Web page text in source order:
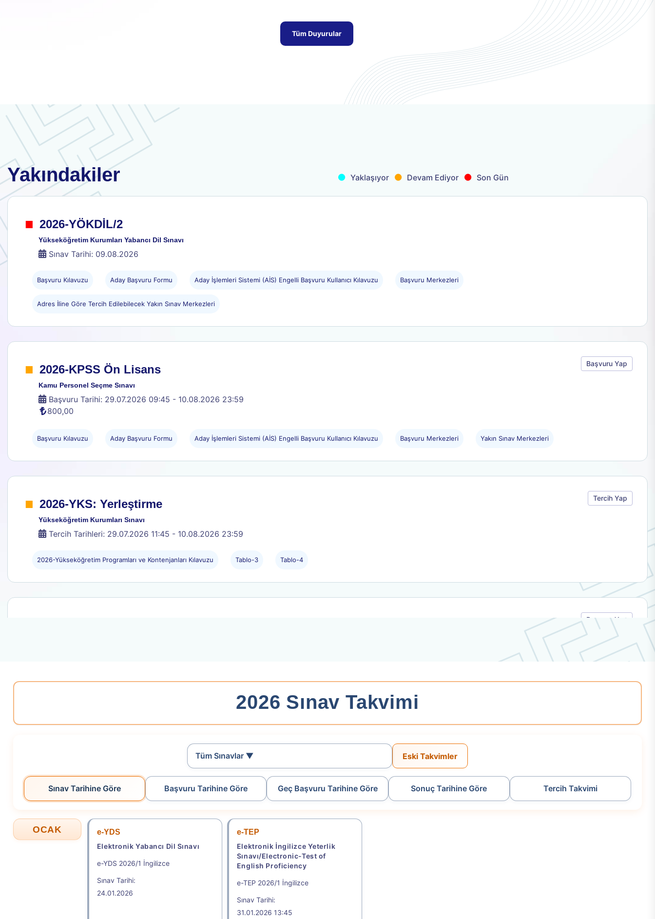
Tüm Duyurular
Yakındakiler . Yaklaşıyor . Devam Ediyor . Son Gün
. 2026-YÖKDİL/2
Yükseköğretim Kurumları Yabancı Dil Sınavı
Sınav Tarihi: 09.08.2026
Başvuru Kılavuzu Aday Başvuru Formu Aday İşlemleri Sistemi (AİS) Engelli Başvuru Kullanıcı Kılavuzu Başvuru Merkezleri
Adres İline Göre Tercih Edilebilecek Yakın Sınav Merkezleri
. 2026-KPSS Ön Lisans
Kamu Personel Seçme Sınavı
Başvuru Tarihi: 29.07.2026 09:45 - 10.08.2026 23:59
800,00
Başvuru Yap
Başvuru Kılavuzu Aday Başvuru Formu Aday İşlemleri Sistemi (AİS) Engelli Başvuru Kullanıcı Kılavuzu Başvuru Merkezleri Yakın Sınav Merkezleri
. 2026-YKS: Yerleştirme
Yükseköğretim Kurumları Sınavı
Tercih Tarihleri: 29.07.2026 11:45 - 10.08.2026 23:59
Tercih Yap
2026-Yükseköğretim Programları ve Kontenjanları Kılavuzu Tablo-3 Tablo-4
. Başvuru Yap
.2026-İYÖS
.2026-TR-YÖS/2
Türkiye Yurt Dışından Öğrenci Kabul Sınavı
Geç Başvuru Tarihi: 07.08.2026 - 11.08.2026 23:59
2026 - TÜRKİYE YURT DIŞINDAN ÖĞRENCİ KABUL SINAVI (TR-YÖS/2) KILAVUZU
2026 Sınav Takvimi
Tüm Sınavlar ▼ Eski Takvimler
Sınav Tarihine Göre Başvuru Tarihine Göre Geç Başvuru Tarihine Göre Sonuç Tarihine Göre Tercih Takvimi
OCAK
e-YDS
Elektronik Yabancı Dil Sınavı
e-YDS 2026/1 İngilizce
Sınav Tarihi:
24.01.2026
e-TEP
Elektronik İngilizce Yeterlik
Sınavı/Electronic-Test of
English Proficiency
e-TEP 2026/1 İngilizce
Sınav Tarihi:
31.01.2026 13:45